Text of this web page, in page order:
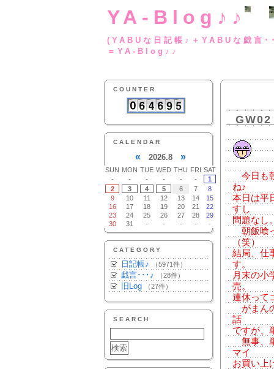
YA-Blog♪♪
(YABUな日記帳♪
＝YA-Blog♪♪
COUNTER
CALENDAR
« 2026.8 »
SUN MON TUE WED THU FRI SAT
-
- - - - -
1
2
3 4 5 6 7
8
9
10 11 12 13 14
15
16
17 18 19 20 21
22
23
24 25 26 27 28
29
30
31 - - - - -
CATEGORY
日記帳♪ （5971件）
戯言･･･♪ （28件）
旧Log （27件）
SEARCH
GW02
今日も
ね♪
本日は平
すし
問題なし
朝飯喰
（笑）
結局、仕
す。
月末の小
売。
連休って
がまん
話
ですが、
無事、
マイ
お買い上